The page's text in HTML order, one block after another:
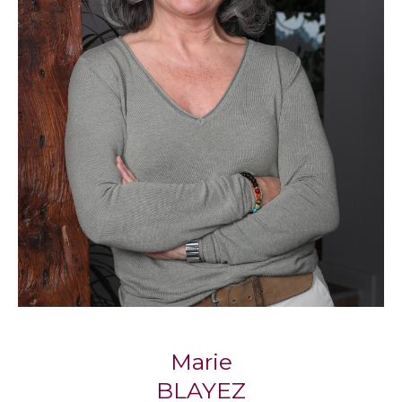
compte de vos critères et de votre budget.
Propriétaires, sachez que nos agences
proposent également un service de gestion
locative pour vous accompagner
sereinement dans la mise en location de votre
bien.
Notre philosophie : l’immobilier
humain
Respect, écoute, engagement : trois piliers qui
définissent la façon dontBlayez Immobilier
accompagne chaque client, avec la
Marie Blayez, cofondatrice, partage cette
Marie
BLAYEZ